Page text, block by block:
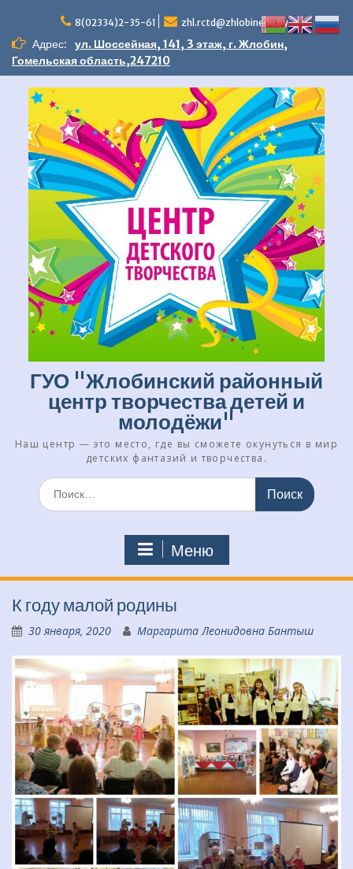
содержимому
8(02334)2-35-61 zhl.rctd@zhlobinedu.by
Адрес:
ул. Шоссейная, 141, 3 этаж, г. Жлобин,
Гомельская область,247210
ГУО "Жлобинский районный
центр творчества детей и
молодёжи"
Наш центр — это место, где вы сможете окунуться в мир
детских фантазий и творчества.
Искать:
Меню
К году малой родины
30 января, 2020 Маргарита Леонидовна Бантыш